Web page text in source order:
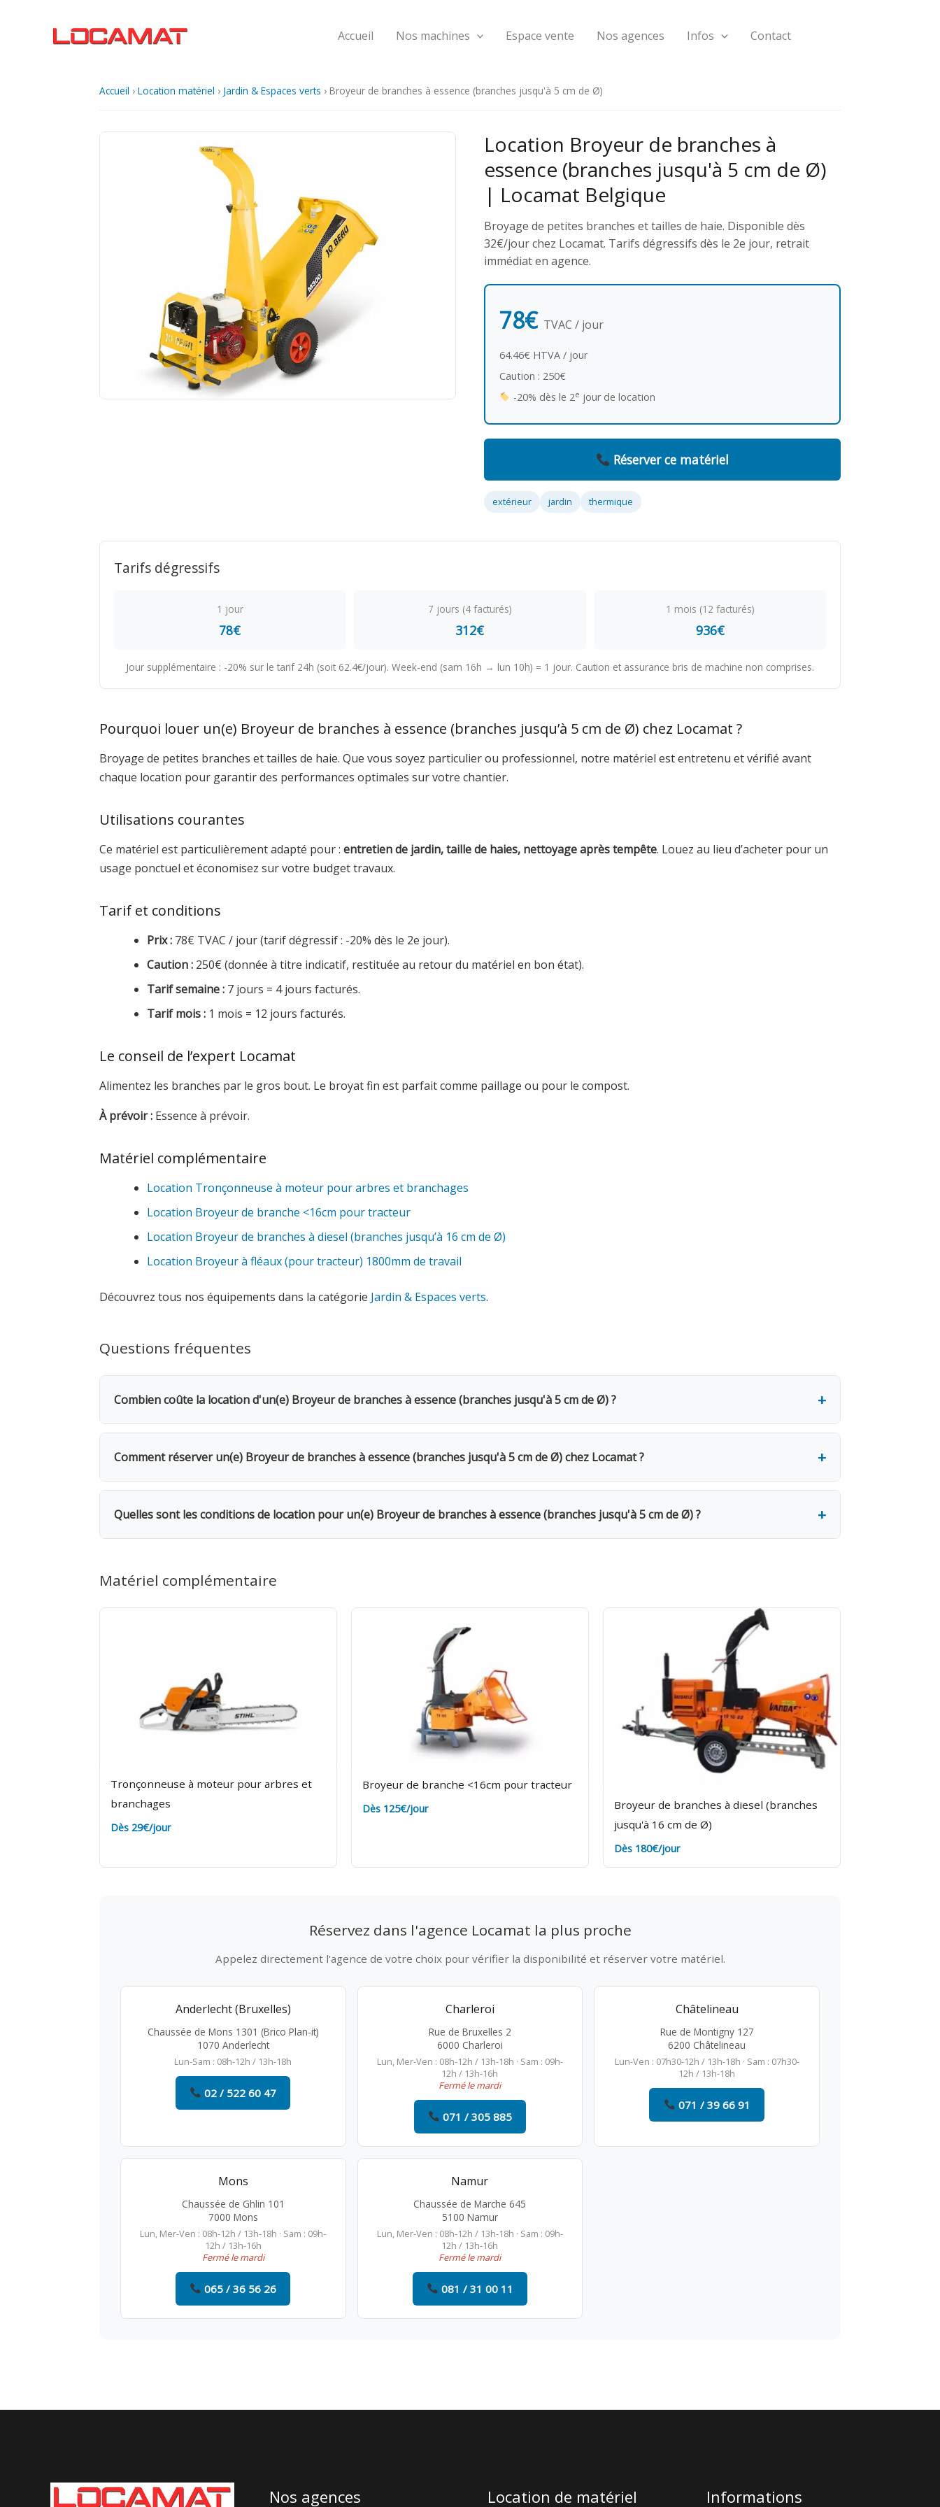
Accueil Nos machines Espace vente Nos agences Infos Contact
Accueil › Location matériel › Jardin & Espaces verts › Broyeur de branches à essence (branches jusqu'à 5 cm de Ø)
Location Broyeur de branches à
essence (branches jusqu'à 5 cm de Ø)
| Locamat Belgique
Broyage de petites branches et tailles de haie. Disponible dès
32€/jour chez Locamat. Tarifs dégressifs dès le 2e jour, retrait
immédiat en agence.
78€ TVAC / jour
64.46€ HTVA / jour
Caution : 250€
-20% dès le 2e jour de location
Réserver ce matériel
extérieur jardin thermique
Tarifs dégressifs
1 jour
78€
7 jours (4 facturés)
312€
1 mois (12 facturés)
936€
Jour supplémentaire : -20% sur le tarif 24h (soit 62.4€/jour). Week-end (sam 16h → lun 10h) = 1 jour. Caution et assurance bris de machine non comprises.
Pourquoi louer un(e) Broyeur de branches à essence (branches jusqu’à 5 cm de Ø) chez Locamat ?
Broyage de petites branches et tailles de haie. Que vous soyez particulier ou professionnel, notre matériel est entretenu et vérifié avant
chaque location pour garantir des performances optimales sur votre chantier.
Utilisations courantes
Ce matériel est particulièrement adapté pour : entretien de jardin, taille de haies, nettoyage après tempête. Louez au lieu d’acheter pour un
usage ponctuel et économisez sur votre budget travaux.
Tarif et conditions
Prix : 78€ TVAC / jour (tarif dégressif : -20% dès le 2e jour).
Caution : 250€ (donnée à titre indicatif, restituée au retour du matériel en bon état).
Tarif semaine : 7 jours = 4 jours facturés.
Tarif mois : 1 mois = 12 jours facturés.
Le conseil de l’expert Locamat
Alimentez les branches par le gros bout. Le broyat fin est parfait comme paillage ou pour le compost.
À prévoir : Essence à prévoir.
Matériel complémentaire
Location Tronçonneuse à moteur pour arbres et branchages
Location Broyeur de branche <16cm pour tracteur
Location Broyeur de branches à diesel (branches jusqu’à 16 cm de Ø)
Location Broyeur à fléaux (pour tracteur) 1800mm de travail
Découvrez tous nos équipements dans la catégorie Jardin & Espaces verts.
Questions fréquentes
Combien coûte la location d'un(e) Broyeur de branches à essence (branches jusqu'à 5 cm de Ø) ?
La location d'un(e) Broyeur de branches à essence (branches jusqu'à 5 cm de Ø) coûte 78€ TVAC par jour (64.46€ HTVA). Une caution de
250€ est demandée. Dès le 2e jour, bénéficiez d'une remise de 20%. Pour une semaine complète, seuls 4 jours sont facturés. Pour un
mois, 12 jours seulement.
Comment réserver un(e) Broyeur de branches à essence (branches jusqu'à 5 cm de Ø) chez Locamat ?
Rendez-vous dans l'une de nos 5 agences en Belgique ou appelez-nous pour vérifier la disponibilité. Le retrait se fait sur place le jour
même, avec possibilité de livraison sur votre chantier. Alimentez les branches par le gros bout. Le broyat fin est parfait comme paillage
ou pour le compost
Quelles sont les conditions de location pour un(e) Broyeur de branches à essence (branches jusqu'à 5 cm de Ø) ?
terre pour éviter des frais de nettoyage. Assurance bris de machine en option.
Matériel complémentaire
Tronçonneuse à moteur pour arbres et
branchages
Dès 29€/jour
Broyeur de branche <16cm pour tracteur
Dès 125€/jour
Broyeur de branches à diesel (branches
jusqu'à 16 cm de Ø)
Dès 180€/jour
Réservez dans l'agence Locamat la plus proche
Appelez directement l'agence de votre choix pour vérifier la disponibilité et réserver votre matériel.
Anderlecht (Bruxelles)
Chaussée de Mons 1301 (Brico Plan-it)
1070 Anderlecht
Lun-Sam : 08h-12h / 13h-18h
02 / 522 60 47
Charleroi
Rue de Bruxelles 2
6000 Charleroi
Lun, Mer-Ven : 08h-12h / 13h-18h · Sam : 09h-
12h / 13h-16h
Fermé le mardi
071 / 305 885
Châtelineau
Rue de Montigny 127
6200 Châtelineau
Lun-Ven : 07h30-12h / 13h-18h · Sam : 07h30-
12h / 13h-18h
071 / 39 66 91
Mons
Chaussée de Ghlin 101
7000 Mons
Lun, Mer-Ven : 08h-12h / 13h-18h · Sam : 09h-
12h / 13h-16h
Fermé le mardi
065 / 36 56 26
Namur
Chaussée de Marche 645
5100 Namur
Lun, Mer-Ven : 08h-12h / 13h-18h · Sam : 09h-
12h / 13h-16h
Fermé le mardi
081 / 31 00 11
Nos agences Location de matériel Informations